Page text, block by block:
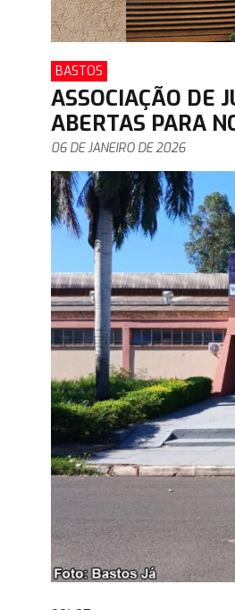
BASTOS
ASSOCIAÇÃO DE
ABERTAS PARA
06 DE JANEIRO DE 2026